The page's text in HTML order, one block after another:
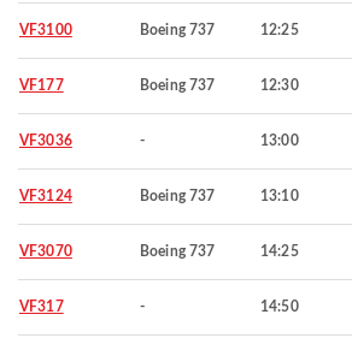
VF3100 Boeing 737 12:25
VF177 Boeing 737 12:30
VF3036 - 13:00
VF3124 Boeing 737 13:10
VF3070 Boeing 737 14:25
VF317 - 14:50